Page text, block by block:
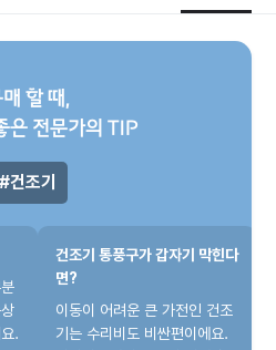
할 때,
은 전문가의 TIP
건조기
.
건조기 통풍구가 갑자기 막힌다
면?
이동이 어려운 큰 가전인 건조
기는 수리비도 비싼편이에요.